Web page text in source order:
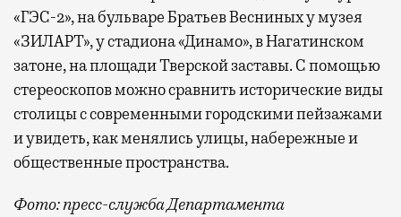
«ГЭС-2», на бульваре Братьев Весниных у музея
«ЗИЛАРТ», у стадиона «Динамо», в Нагатинском
затоне, на площади Тверской заставы. С помощью
стереоскопов можно сравнить исторические виды
столицы с современными городскими пейзажами
и увидеть, как менялись улицы, набережные и
общественные пространства.
Фото: пресс-служба Департамента